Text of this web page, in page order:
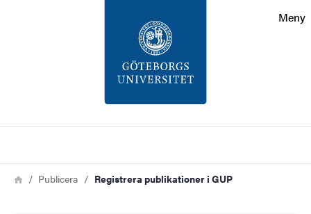
Meny
Länkstig
HemPublicera Registrera publikationer i GUP